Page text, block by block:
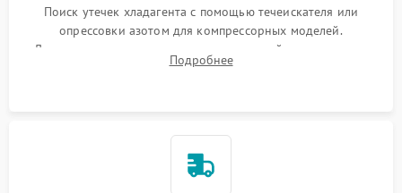
Поиск утечек хладагента с помощью течеискателя или
опрессовки азотом для компрессорных моделей.
Диагностика термоэлектрических модулей, радиаторов и
кулеров на предмет перегрева или выхода из строя.
Подробнее